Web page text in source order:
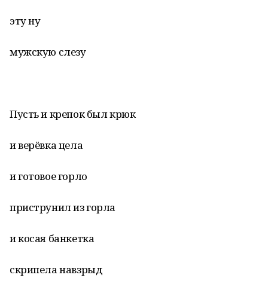
эту ну
мужскую слезу
Пусть и крепок был крюк
и верёвка цела
и готовое горло
приструнил из горла
и косая банкетка
скрипела навзрыд